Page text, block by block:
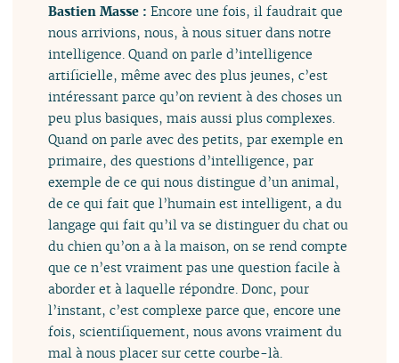
Bastien Masse :Encore une fois, il faudrait que
nous arrivions, nous, à nous situer dans notre
intelligence. Quand on parle d’intelligence
artificielle, même avec des plus jeunes, c’est
intéressant parce qu’on revient à des choses un
peu plus basiques, mais aussi plus complexes.
Quand on parle avec des petits, par exemple en
primaire, des questions d’intelligence, par
exemple de ce qui nous distingue d’un animal,
de ce qui fait que l’humain est intelligent, a du
langage qui fait qu’il va se distinguer du chat ou
du chien qu’on a à la maison, on se rend compte
que ce n’est vraiment pas une question facile à
aborder et à laquelle répondre. Donc, pour
l’instant, c’est complexe parce que, encore une
fois, scientifiquement, nous avons vraiment du
mal à nous placer sur cette courbe-là.